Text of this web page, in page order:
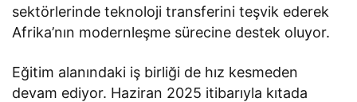
sektörlerinde teknoloji transferini teşvik ederek
Afrika’nın modernleşme sürecine destek oluyor.
Eğitim alanındaki iş birliği de hız kesmeden
devam ediyor. Haziran 2025 itibarıyla kıtada